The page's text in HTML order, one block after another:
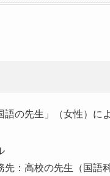
の先生」（女性）に
：高校の先生（国語